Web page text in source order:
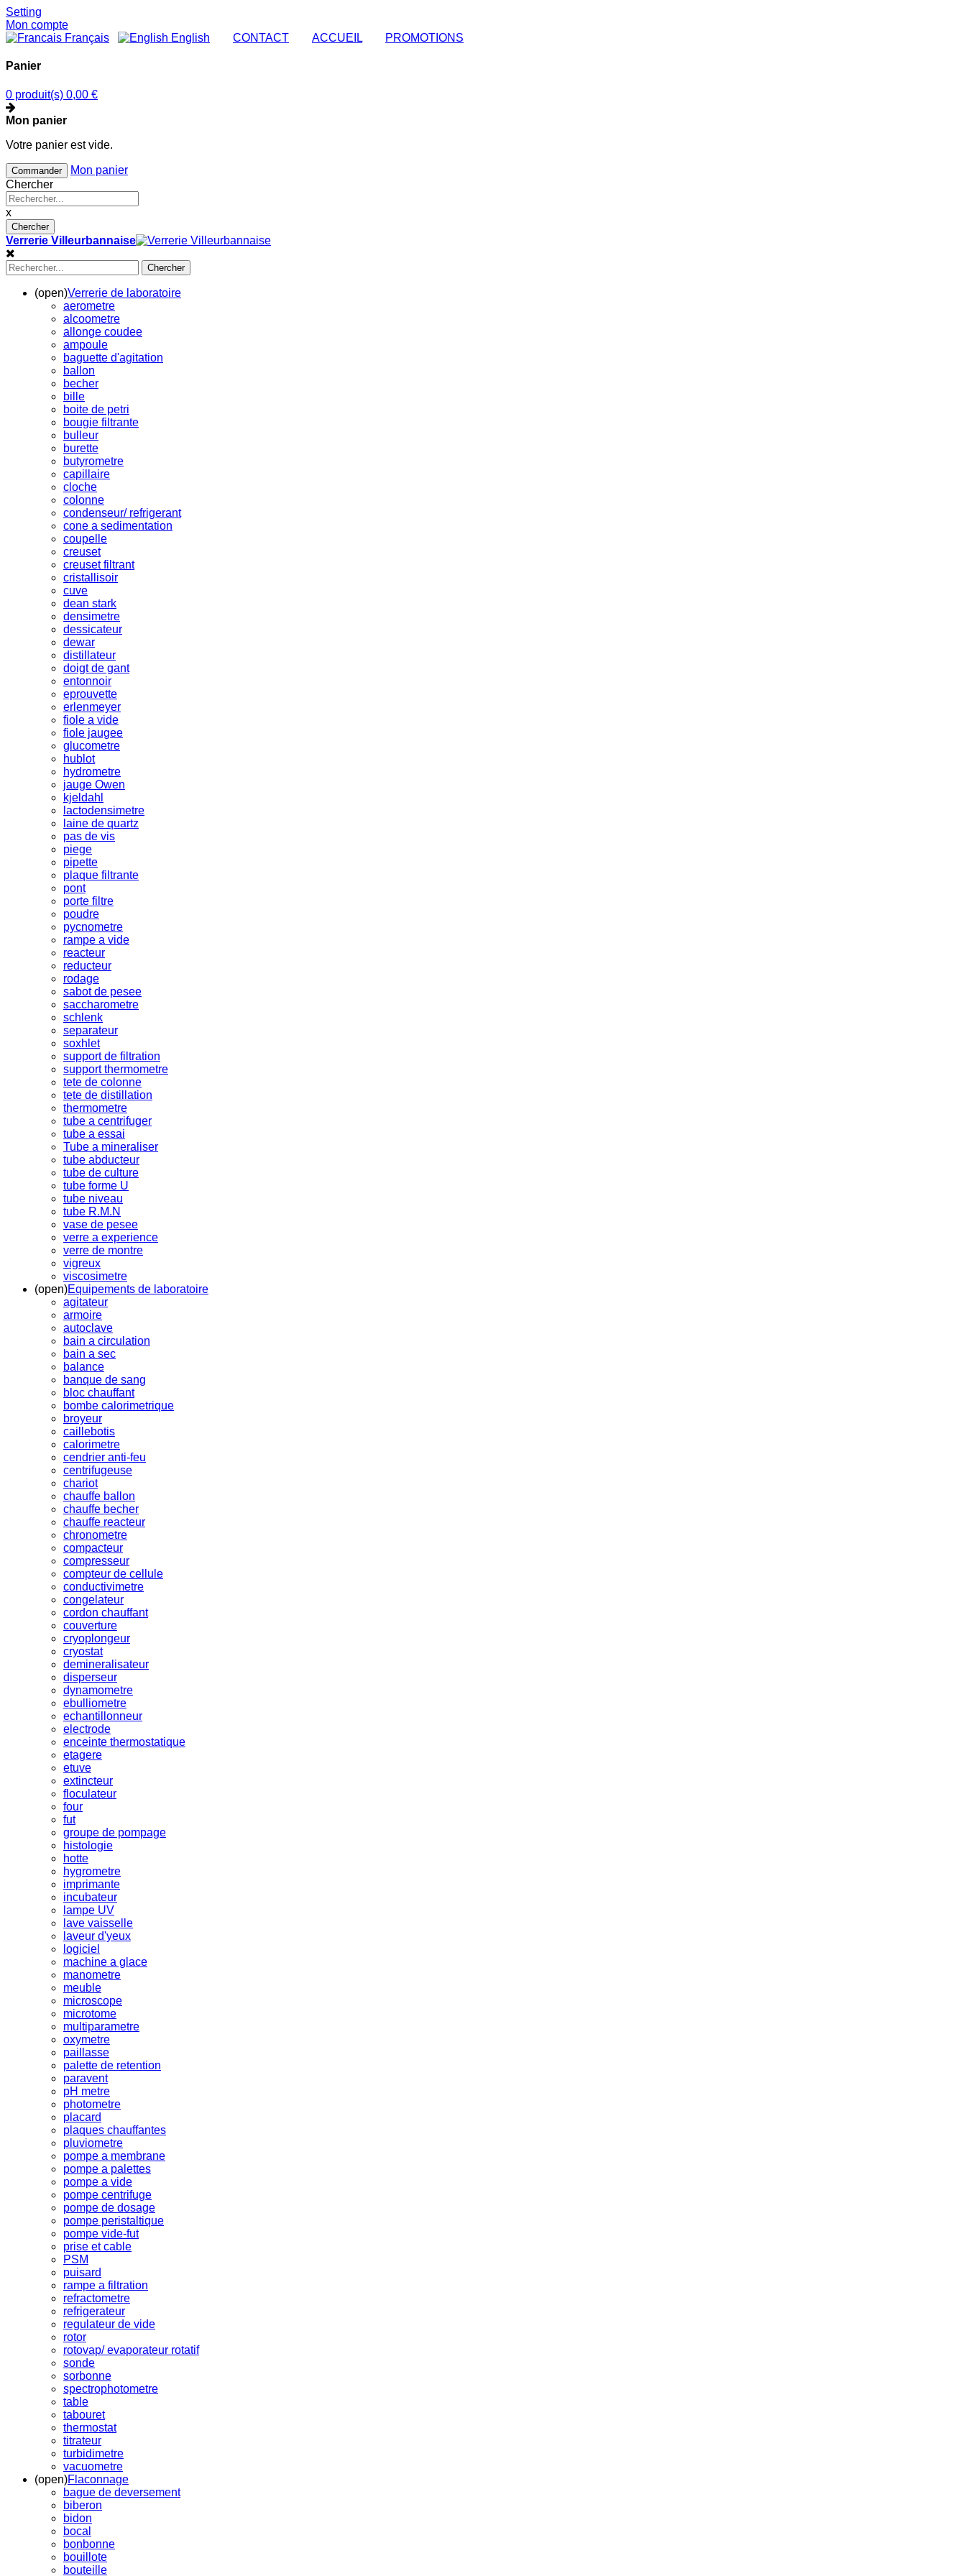
Setting
Mon compte
Français
English CONTACT ACCUEIL PROMOTIONS
Panier
0 produit(s) 0,00 €
Mon panier
Votre panier est vide.
Commander
Mon panier
Chercher
x
Chercher
Verrerie Villeurbannaise
Chercher
(open)Verrerie de laboratoire
aerometre
alcoometre
allonge coudee
ampoule
baguette d'agitation
ballon
becher
bille
boite de petri
bougie filtrante
bulleur
burette
butyrometre
capillaire
cloche
colonne
condenseur/ refrigerant
cone a sedimentation
coupelle
creuset
creuset filtrant
cristallisoir
cuve
dean stark
densimetre
dessicateur
dewar
distillateur
doigt de gant
entonnoir
eprouvette
erlenmeyer
fiole a vide
fiole jaugee
glucometre
hublot
hydrometre
jauge Owen
kjeldahl
lactodensimetre
laine de quartz
pas de vis
piege
pipette
plaque filtrante
pont
porte filtre
poudre
pycnometre
rampe a vide
reacteur
reducteur
rodage
sabot de pesee
saccharometre
schlenk
separateur
soxhlet
support de filtration
support thermometre
tete de colonne
tete de distillation
thermometre
tube a centrifuger
tube a essai
Tube a mineraliser
tube abducteur
tube de culture
tube forme U
tube niveau
tube R.M.N
vase de pesee
verre a experience
verre de montre
vigreux
viscosimetre
(open)Equipements de laboratoire
agitateur
armoire
autoclave
bain a circulation
bain a sec
balance
banque de sang
bloc chauffant
bombe calorimetrique
broyeur
caillebotis
calorimetre
cendrier anti-feu
centrifugeuse
chariot
chauffe ballon
chauffe becher
chauffe reacteur
chronometre
compacteur
compresseur
compteur de cellule
conductivimetre
congelateur
cordon chauffant
couverture
cryoplongeur
cryostat
demineralisateur
disperseur
dynamometre
ebulliometre
echantillonneur
electrode
enceinte thermostatique
etagere
etuve
extincteur
floculateur
four
fut
groupe de pompage
histologie
hotte
hygrometre
imprimante
incubateur
lampe UV
lave vaisselle
laveur d'yeux
logiciel
machine a glace
manometre
meuble
microscope
microtome
multiparametre
oxymetre
paillasse
palette de retention
paravent
pH metre
photometre
placard
plaques chauffantes
pluviometre
pompe a membrane
pompe a palettes
pompe a vide
pompe centrifuge
pompe de dosage
pompe peristaltique
pompe vide-fut
prise et cable
PSM
puisard
rampe a filtration
refractometre
refrigerateur
regulateur de vide
rotor
rotovap/ evaporateur rotatif
sonde
sorbonne
spectrophotometre
table
tabouret
thermostat
titrateur
turbidimetre
vacuometre
(open)Flaconnage
bague de deversement
biberon
bidon
bocal
bonbonne
bouillote
bouteille